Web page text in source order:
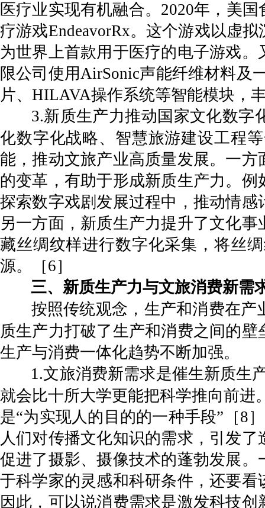
医疗业实现有机融合。2020年，美
疗游戏EndeavorRx。这个游戏以虚
为世界上首款用于医疗的电子游戏
限公司使用AirSonic声能纤维材料及
片、HILAVA操作系统等智能模块，
3.新质生产力推动国家文化数字
化数字化战略、智慧旅游建设工程
能，推动文旅产业高质量发展。一
的变革，有助于形成新质生产力。
探索数字戏剧发展过程中，推动情
另一方面，新质生产力提升了文化
藏丝绸纹样进行数字化采集，将丝
源。［6］
三、新质生产力与文旅消费新需
按照传统观念，生产和消费在
质生产力打破了生产和消费之间的
生产与消费一体化趋势不断加强。
1.文旅消费新需求是催生新质生
就会比十所大学更能把科学推向前进
是“为实现人的目的的一种手段”［8
人们对传播文化知识的需求，引发
促进了摄影、摄像技术的蓬勃发展
于科学家的灵感和科研条件，还要
因此，可以说消费需求是激发科技